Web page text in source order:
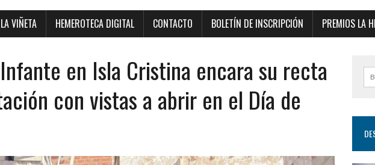
LA VIÑETA HEMEROTECA DIGITAL CONTACTO BOLETÍN DE INSCRIPCIÓN PREMIOS LA
en Isla Cristina encara su recta
con vistas a abrir en el Día de